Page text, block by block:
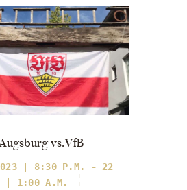
vs.VfB
| 8:30 P.M. - 22
| 1:00 A.M.